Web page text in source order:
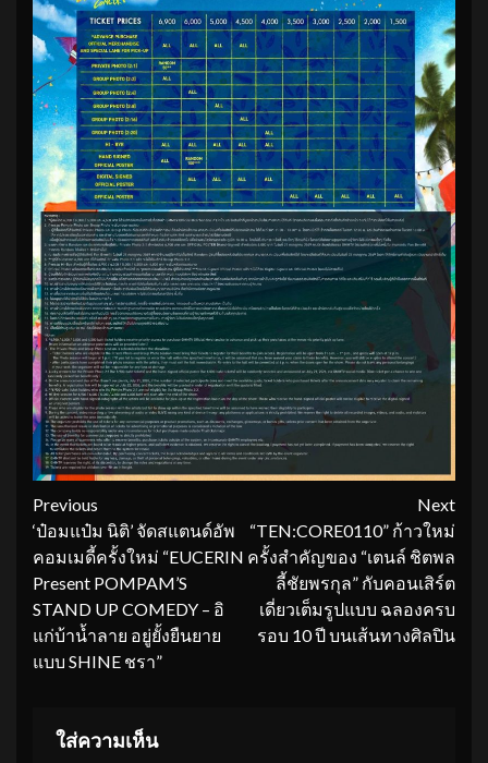
Continue
Reading
Previous
‘ป๋อมแป๋ม นิติ’ จัดสแตนด์อัพ
คอมเมดี้ครั้งใหม่ “EUCERIN
Present POMPAM’S
STAND UP COMEDY – อิ
แก่บ้าน้ำลาย อยู่ยั้งยืนยาย
แบบ SHINE ชรา”
Next
“TEN:CORE0110” ก้าวใหม่
ครั้งสำคัญของ “เตนล์ ชิตพล
ลี้ชัยพรกุล” กับคอนเสิร์ต
เดี่ยวเต็มรูปแบบ ฉลองครบ
รอบ 10 ปี บนเส้นทางศิลปิน
ใส่ความเห็น